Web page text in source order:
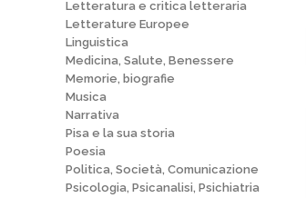
Letteratura e critica letteraria
Letterature Europee
Linguistica
Medicina, Salute, Benessere
Memorie, biografie
Musica
Narrativa
Pisa e la sua storia
Poesia
Politica, Società, Comunicazione
Psicologia, Psicanalisi, Psichiatria